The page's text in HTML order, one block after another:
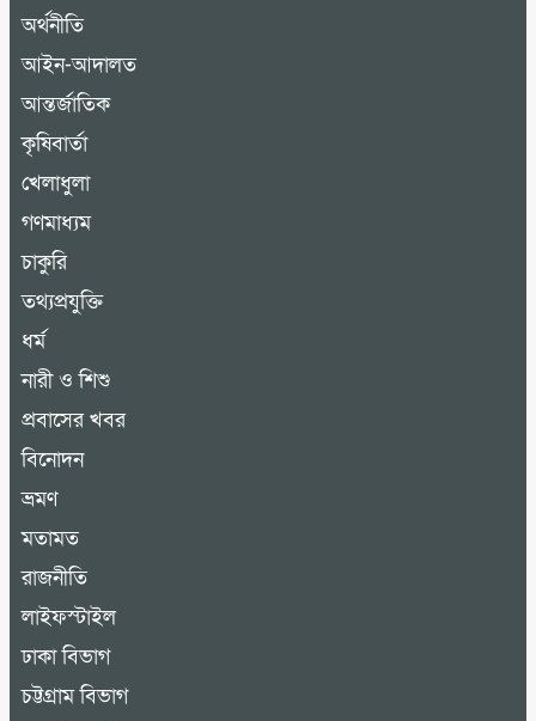
অর্থনীতি
আইন-আদালত
আন্তর্জাতিক
কৃষিবার্তা
খেলাধুলা
গণমাধ্যম
চাকুরি
তথ্যপ্রযুক্তি
ধর্ম
নারী ও শিশু
প্রবাসের খবর
বিনোদন
ভ্রমণ
মতামত
রাজনীতি
লাইফস্টাইল
ঢাকা বিভাগ
চট্টগ্রাম বিভাগ